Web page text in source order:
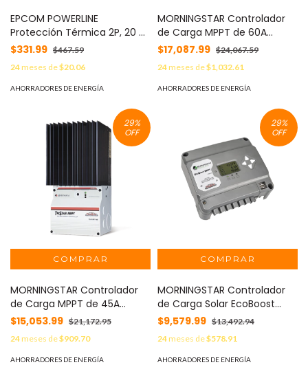
EPCOM POWERLINE
Protección Térmica 2P, 20 A,
Corriente Directa 800 Vcc
para Aplicación Fotovoltaica
Montaje Riel DIN MOD:
FPV632PC20
$331.99 $467.59
24meses de$20.06
AHORRADORES DE ENERGÍA
MORNINGSTAR Controlador
de Carga MPPT de 60A
12/24/36/48 V, Máximo
Voltaje de Circuito Abierto
Voc 150Vcc MOD: TS-MPPT-
60
$17,087.99 $24,067.59
24meses de$1,032.61
AHORRADORES DE ENERGÍA
29%
OFF
MORNINGSTAR Controlador
de Carga MPPT de 45A
12/24/36/48 V, Máximo
Voltaje de Circuito Abierto
Voc 150Vcc MOD: TS-MPPT-
45
$15,053.99 $21,172.95
24meses de$909.70
AHORRADORES DE ENERGÍA
29%
OFF
MORNINGSTAR Controlador
de Carga Solar EcoBoost
MPPT 40A con Pantalla. MOD:
EBMPPT40M
$9,579.99 $13,492.94
24meses de$578.91
AHORRADORES DE ENERGÍA